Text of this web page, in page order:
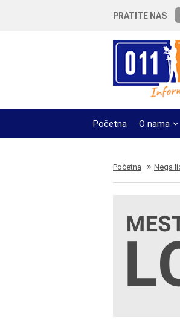
PRATITE NAS
Početna O nama
Početna Nega